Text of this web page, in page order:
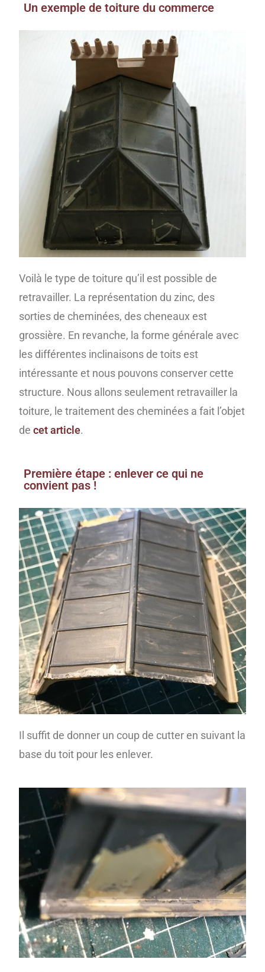
Un exemple de toiture du commerce
Voilà le type de toiture qu’il est possible de
retravailler. La représentation du zinc, des
sorties de cheminées, des cheneaux est
grossière. En revanche, la forme générale avec
les différentes inclinaisons de toits est
intéressante et nous pouvons conserver cette
structure. Nous allons seulement retravailler la
toiture, le traitement des cheminées a fait l’objet
decet article.
Première étape : enlever ce qui ne
convient pas !
Il suffit de donner un coup de cutter en suivant la
base du toit pour les enlever.